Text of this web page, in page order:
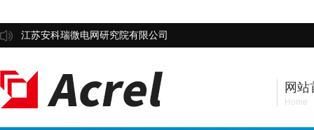
江苏安科瑞微电网研究院有限公司
网站
Home